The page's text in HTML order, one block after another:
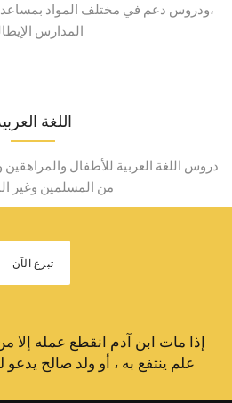
،ودروس دعم في مختلف المواد
المدارس
اللغة
دروس اللغة العربية للأطفال
من المسلمين وغير
تبرع الآن
إذا مات ابن آدم انقطع عمله إلا
علم ينتفع به ، أو ولد صالح يدعو